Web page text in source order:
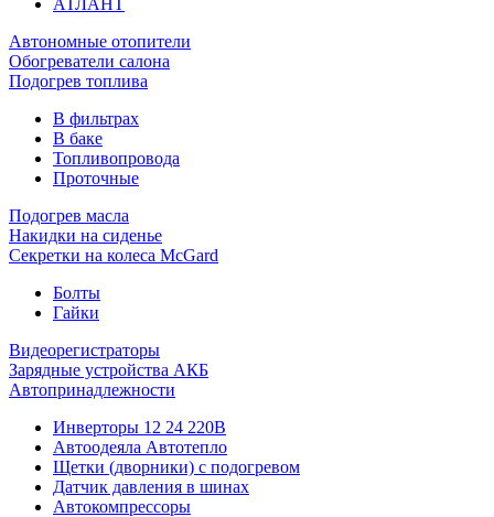
Автономные отопители
Обогреватели салона
Подогрев топлива
В фильтрах
В баке
Топливопровода
Проточные
Подогрев масла
Накидки на сиденье
Секретки на колеса McGard
Болты
Гайки
Видеорегистраторы
Зарядные устройства АКБ
Автопринадлежности
Инверторы 12 24 220В
Автоодеяла Автотепло
Щетки (дворники) с подогревом
Датчик давления в шинах
Автокомпрессоры